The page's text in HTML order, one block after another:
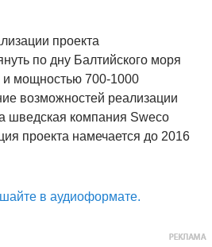
проекта
по дну Балтийского моря
и мощностью 700-1000
возможностей реализации
шведская компания Sweco
проекта намечается до 2016
в аудиоформате.